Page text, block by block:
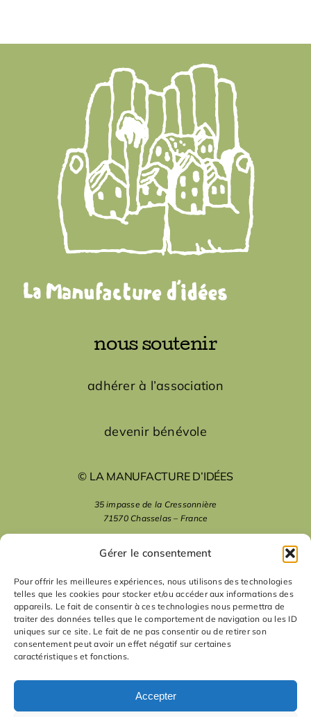
Gérer le consentement
Pour offrir les meilleures expériences, nous utilisons des technologies
telles que les cookies pour stocker et/ou accéder aux informations des
appareils. Le fait de consentir à ces technologies nous permettra de
traiter des données telles que le comportement de navigation ou les ID
uniques sur ce site. Le fait de ne pas consentir ou de retirer son
consentement peut avoir un effet négatif sur certaines
caractéristiques et fonctions.
Accepter
nous soutenir
adhérer à l’association
devenir bénévole
© LA MANUFACTURE D’IDÉES
35 impasse de la Cressonnière
71570 Chasselas – France
mentions légales
nous suivre
nous contacter